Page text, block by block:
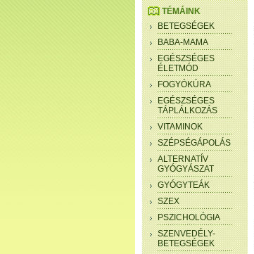
TÉMÁINK
BETEGSÉGEK
BABA-MAMA
EGÉSZSÉGES
ÉLETMÓD
FOGYÓKÚRA
EGÉSZSÉGES
TÁPLÁLKOZÁS
VITAMINOK
SZÉPSÉGÁPOLÁS
ALTERNATÍV
GYÓGYÁSZAT
GYÓGYTEÁK
SZEX
PSZICHOLÓGIA
SZENVEDÉLY-
BETEGSÉGEK